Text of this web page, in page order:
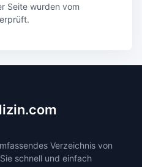
Seite wurden vom
Verzeichnis von
schnell und einfach